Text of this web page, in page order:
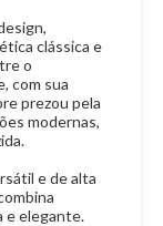
clássica e
o
com sua
prezou pela
modernas,
e de alta
e elegante.